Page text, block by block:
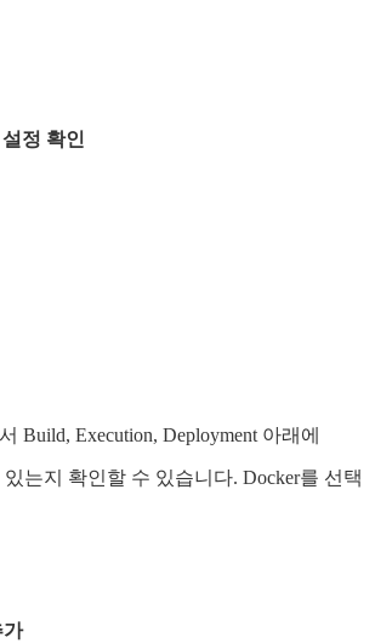
정 확인
Build, Execution, Deployment 아래에
는지 확인할 수 있습니다. Docker를 선택
가